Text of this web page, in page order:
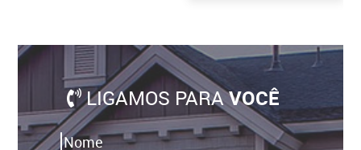
LIGAMOS PARAVOCÊ